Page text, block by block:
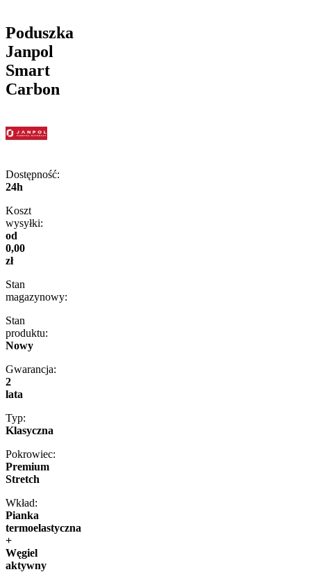
Poduszka
Janpol
Smart
Carbon
Dostępność:
24h
Koszt
wysyłki:
od
0,00
zł
Stan
magazynowy:
Stan
produktu:
Nowy
Gwarancja:
2
lata
Typ:
Klasyczna
Pokrowiec:
Premium
Stretch
Wkład:
Pianka
termoelastyczna
+
Węgiel
aktywny